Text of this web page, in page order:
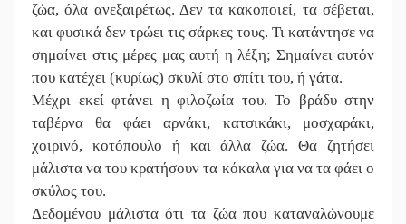
ζώα, όλα ανεξαιρέτως. Δεν τα κακοποιεί, τα σέβεται,
και φυσικά δεν τρώει τις σάρκες τους. Τι κατάντησε να
σημαίνει στις μέρες μας αυτή η λέξη; Σημαίνει αυτόν
που κατέχει (κυρίως) σκυλί στο σπίτι του, ή γάτα.
Μέχρι εκεί φτάνει η φιλοζωία του. Το βράδυ στην
ταβέρνα θα φάει αρνάκι, κατσικάκι, μοσχαράκι,
χοιρινό, κοτόπουλο ή και άλλα ζώα. Θα ζητήσει
μάλιστα να του κρατήσουν τα κόκαλα για να τα φάει ο
σκύλος του.
Δεδομένου μάλιστα ότι τα ζώα που καταναλώνουμε